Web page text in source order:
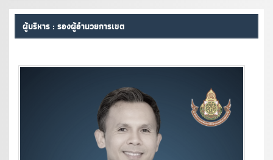
ผู้บริหาร : รองผู้อำนวยการเขต